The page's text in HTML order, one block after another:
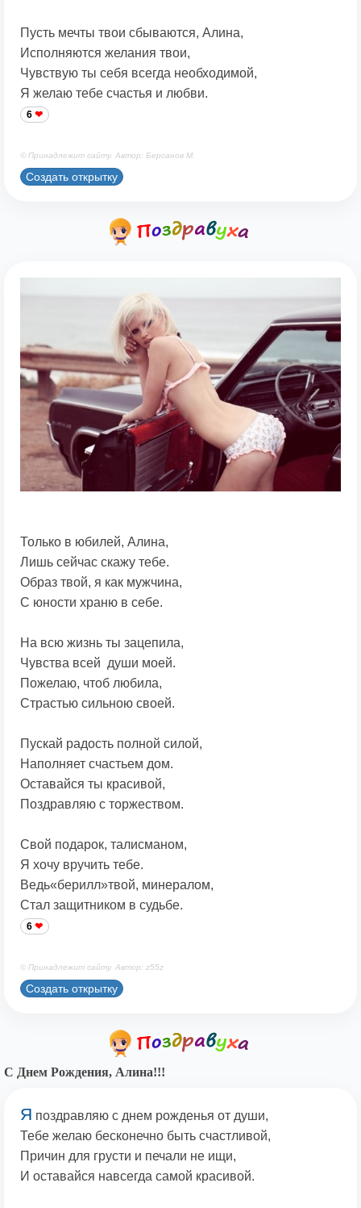
Пусть мечты твои сбываются, Алина,
Исполняются желания твои,
Чувствую ты себя всегда необходимой,
Я желаю тебе счастья и любви.
6
© Принадлежит сайту. Автор: Берсанов М.
Создать открытку
Только в юбилей, Алина,
Лишь сейчас скажу тебе.
Образ твой, я как мужчина,
С юности храню в себе.
На всю жизнь ты зацепила,
Чувства всей души моей.
Пожелаю, чтоб любила,
Страстью сильною своей.
Пускай радость полной силой,
Наполняет счастьем дом.
Оставайся ты красивой,
Поздравляю с торжеством.
Свой подарок, талисманом,
Я хочу вручить тебе.
Ведь«берилл»твой, минералом,
Стал защитником в судьбе.
6
© Принадлежит сайту. Автор: z55z
Создать открытку
С Днем Рождения, Алина!!!
Я поздравляю с днем рожденья от души,
Тебе желаю бесконечно быть счастливой,
Причин для грусти и печали не ищи,
И оставайся навсегда самой красивой.